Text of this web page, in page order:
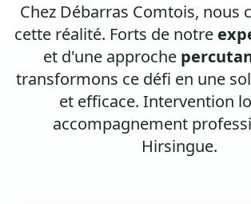
Chez Débarras Comtois, nous
cette réalité. Forts de notre
et d'une approche
transformons ce défi en une
et efficace. Intervention
accompagnement
Hirsingue.